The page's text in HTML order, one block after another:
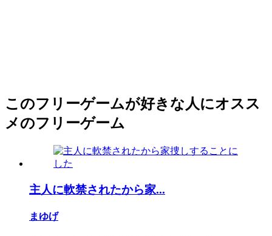
このフリーゲームが好きな人にオスス
メのフリーゲーム
主人に軟禁されたから家...
まゆげ